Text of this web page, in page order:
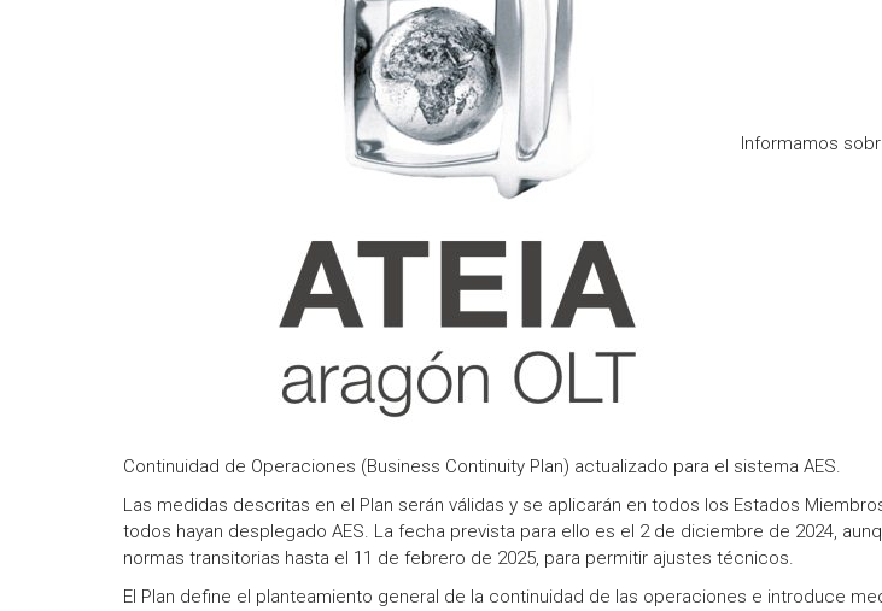
Informamos
Continuidad de Operaciones (Business Continuity Plan) actualizado para el sistema AES.
Las medidas descritas en el Plan serán válidas y se aplicarán en todos los Estados
todos hayan desplegado AES. La fecha prevista para ello es el 2 de diciembre de 2024,
normas transitorias hasta el 11 de febrero de 2025, para permitir ajustes técnicos.
El Plan define el planteamiento general de la continuidad de las operaciones e introduce